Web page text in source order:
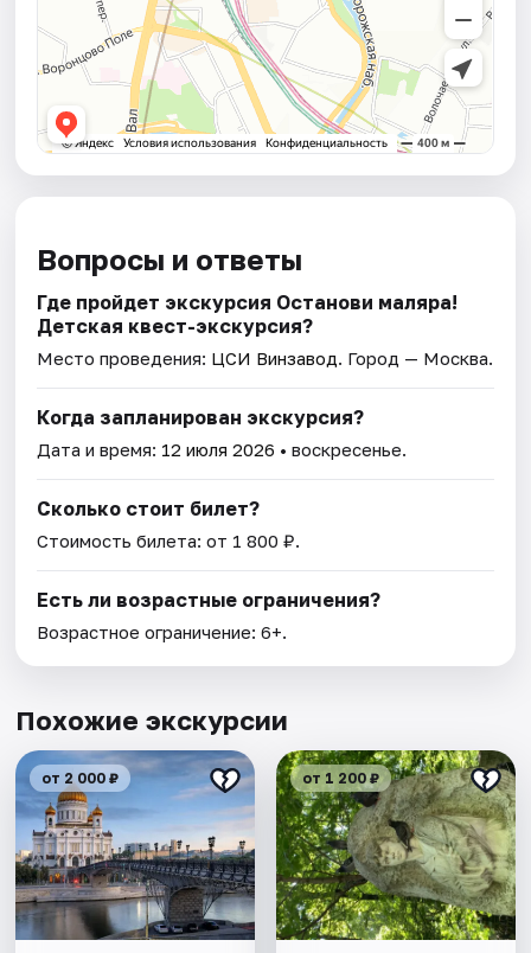
Вопросы и ответы
Где пройдет экскурсия Останови маляра!
Детская квест-экскурсия?
Место проведения: ЦСИ Винзавод. Город — Москва.
Когда запланирован экскурсия?
Дата и время: 12 июля 2026 • воскресенье.
Сколько стоит билет?
Стоимость билета: от 1 800 ₽.
Есть ли возрастные ограничения?
Возрастное ограничение: 6+.
Похожие экскурсии
от 2 000 ₽ от 1 200 ₽